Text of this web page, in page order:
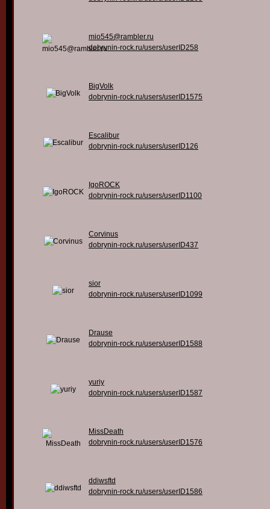
mio545@rambler.ru
dobrynin-rock.ru/users/userID258
BigVolk
dobrynin-rock.ru/users/userID1575
Escalibur
dobrynin-rock.ru/users/userID126
IgoROCK
dobrynin-rock.ru/users/userID1100
Corvinus
dobrynin-rock.ru/users/userID437
sior
dobrynin-rock.ru/users/userID1099
Drause
dobrynin-rock.ru/users/userID1588
yuriy
dobrynin-rock.ru/users/userID1587
MissDeath
dobrynin-rock.ru/users/userID1576
ddiwsftd
dobrynin-rock.ru/users/userID1586